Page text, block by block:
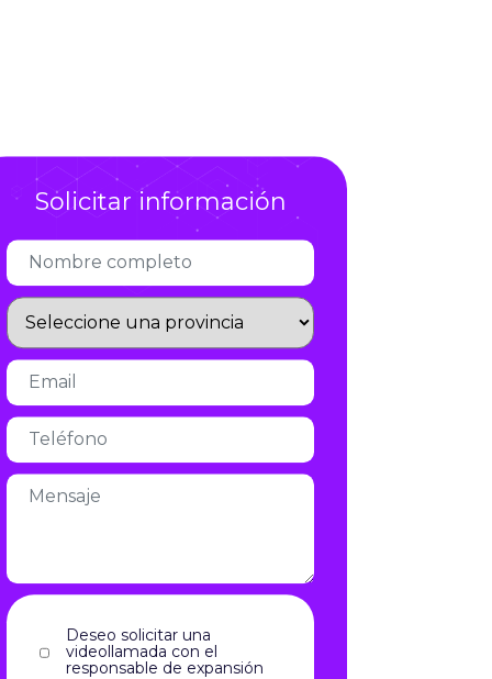
Infórmate
Solicitar información
Deseo solicitar una
videollamada con el
responsable de expansión